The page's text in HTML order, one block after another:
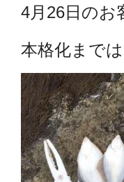
4月26日のお
本格化まで